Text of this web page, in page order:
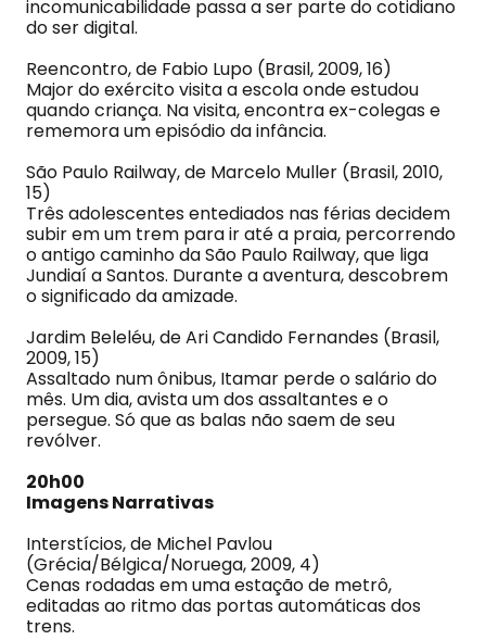
incomunicabilidade passa a ser parte do cotidiano
do ser digital.
Reencontro, de Fabio Lupo (Brasil, 2009, 16)
Major do exército visita a escola onde estudou
quando criança. Na visita, encontra ex-colegas e
rememora um episódio da infância.
São Paulo Railway, de Marcelo Muller (Brasil, 2010,
15)
Três adolescentes entediados nas férias decidem
subir em um trem para ir até a praia, percorrendo
o antigo caminho da São Paulo Railway, que liga
Jundiaí a Santos. Durante a aventura, descobrem
o significado da amizade.
Jardim Beleléu, de Ari Candido Fernandes (Brasil,
2009, 15)
Assaltado num ônibus, Itamar perde o salário do
mês. Um dia, avista um dos assaltantes e o
persegue. Só que as balas não saem de seu
revólver.
20h00
Imagens Narrativas
Interstícios, de Michel Pavlou
(Grécia/Bélgica/Noruega, 2009, 4)
Cenas rodadas em uma estação de metrô,
editadas ao ritmo das portas automáticas dos
trens.